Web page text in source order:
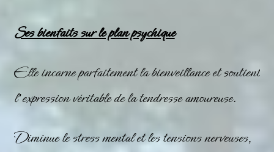
Ses bienfaits sur le plan psychique
Elle incarne parfaitement la bienveillance et soutient
l’expression véritable de la tendresse amoureuse.
Diminue le stress mental et les tensions nerveuses,